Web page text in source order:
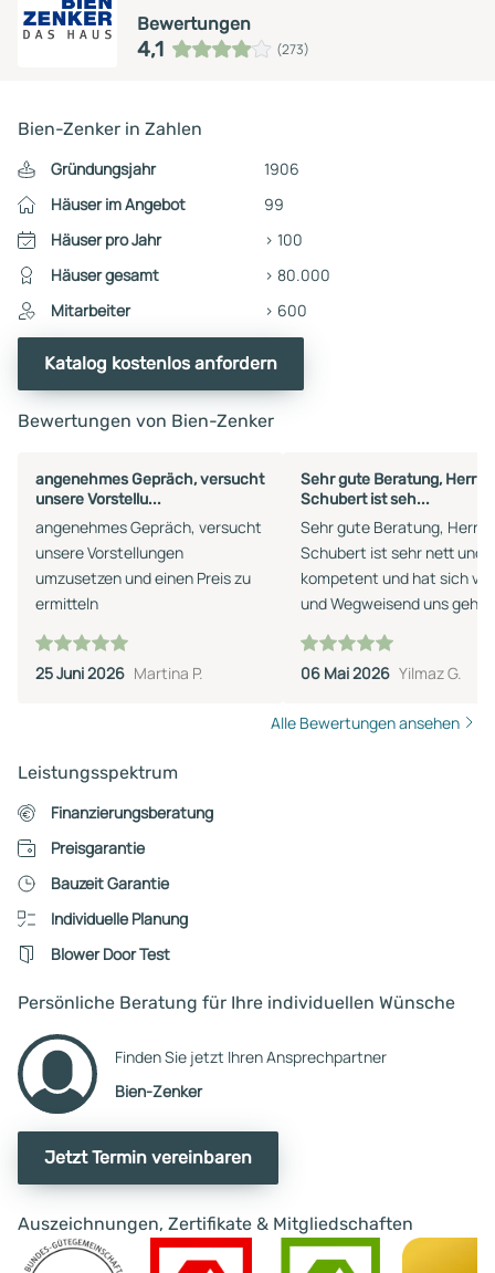
Bewertungen
4,1 (273)
Bien-Zenker in Zahlen
Gründungsjahr
1906
Häuser im Angebot
99
Häuser pro Jahr
> 100
Häuser gesamt
> 80.000
Mitarbeiter
> 600
Katalog kostenlos anfordern
Bewertungen von Bien-Zenker
angenehmes Gepräch, versucht
unsere Vorstellu...
angenehmes Gepräch, versucht
unsere Vorstellungen
umzusetzen und einen Preis zu
ermitteln
25 Juni 2026 Martina P.
Sehr gute Beratung, Herr
Schubert ist seh...
Sehr gute Beratung, Herr
Schubert ist sehr nett und
kompetent und hat sich
und Wegweisend uns
Perspektive eröffnet sehr
Positiv. Freue mich auf die
Schubert.
06 Mai 2026 Yilmaz G.
Alle Bewertungen ansehen
Leistungsspektrum
Finanzierungsberatung
Preisgarantie
Bauzeit Garantie
Individuelle Planung
Blower Door Test
Persönliche Beratung für Ihre individuellen Wünsche
Finden Sie jetzt Ihren Ansprechpartner
Bien-Zenker
Jetzt Termin vereinbaren
Auszeichnungen, Zertifikate & Mitgliedschaften